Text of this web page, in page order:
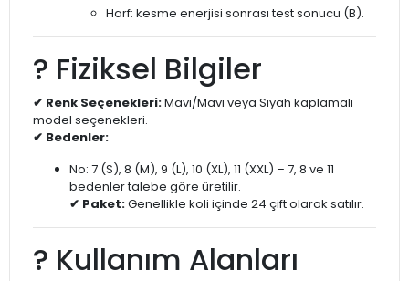
Harf: kesme enerjisi sonrası test sonucu (B).
? Fiziksel Bilgiler
✔ Renk Seçenekleri:Mavi/Mavi veya Siyah kaplamalı
model seçenekleri.
✔ Bedenler:
No: 7 (S), 8 (M), 9 (L), 10 (XL), 11 (XXL) – 7, 8 ve 11
bedenler talebe göre üretilir.
✔ Paket:Genellikle koli içinde 24 çift olarak satılır.
?️ Kullanım Alanları